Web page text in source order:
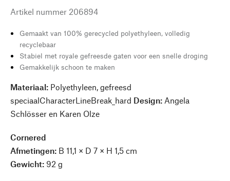
Artikel nummer 206894
Gemaakt van 100% gerecycled polyethyleen, volledig
recyclebaar
Stabiel met royale gefreesde gaten voor een snelle droging
Gemakkelijk schoon te maken
Materiaal: Polyethyleen, gefreesd
speciaalCharacterLineBreak_hard Design: Angela
Schlösser en Karen Olze
Cornered
Afmetingen: B 11,1 × D 7 × H 1,5 cm
Gewicht: 92 g